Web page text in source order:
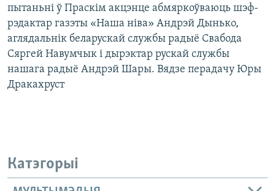
пытаньні ў Праскім акцэнце абмяркоўваюць шэф-
рэдактар газэты «Наша ніва» Андрэй Дынько,
аглядальнік беларускай службы радыё Свабода
Сяргей Навумчык і дырэктар рускай службы
нашага радыё Андрэй Шары. Вядзе перадачу Юры
Дракахруст
Катэгорыі